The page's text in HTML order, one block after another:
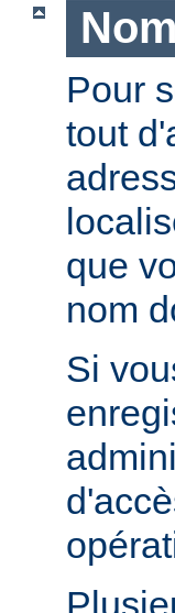
Pour
tout
que
nom
Si